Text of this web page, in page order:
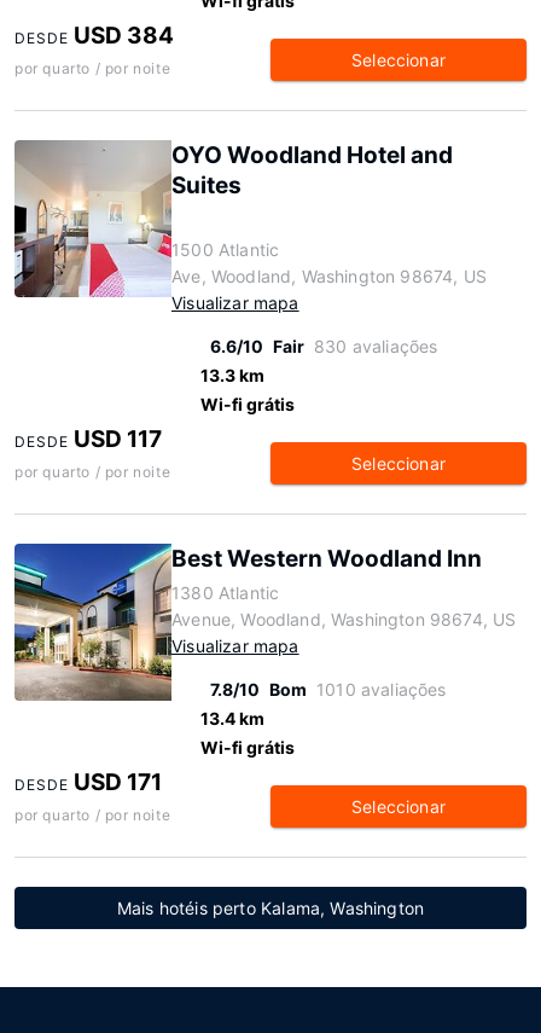
DESDE USD 384
por quarto / por noite Seleccionar
OYO Woodland Hotel and
Suites
1500 Atlantic
Ave, Woodland, Washington 98674, US
Visualizar mapa
6.6/10 Fair 830 avaliações
13.3 km
Wi-fi grátis
DESDE USD 117
por quarto / por noite Seleccionar
Best Western Woodland Inn
1380 Atlantic
Avenue, Woodland, Washington 98674, US
Visualizar mapa
7.8/10 Bom 1010 avaliações
13.4 km
Wi-fi grátis
DESDE USD 171
por quarto / por noite Seleccionar
Mais hotéis perto Kalama, Washington